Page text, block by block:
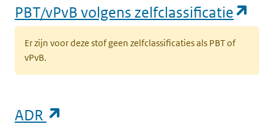
PBT/vPvB volgens zelfclassificatie
Er zijn voor deze stof geen zelfclassificaties als PBT of
vPvB.
ADR